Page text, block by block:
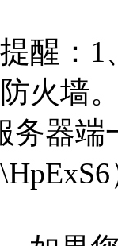
醒： 1
火墙。
务器端